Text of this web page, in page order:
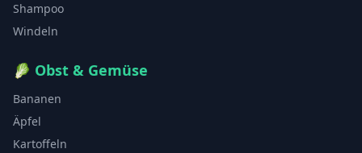
Shampoo
Windeln
🥬 Obst & Gemüse
Bananen
Äpfel
Kartoffeln